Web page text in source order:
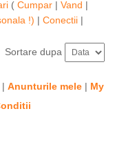
( Cumpar | Vand |
!) | Conectii |
Sortare dupa
Anunturile mele| My